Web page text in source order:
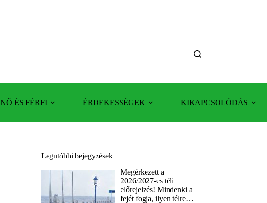
NŐ ÉS FÉRFI ÉRDEKESSÉGEK KIKAPCSOLÓDÁS
Legutóbbi bejegyzések
Megérkezett a
2026/2027-es téli
előrejelzés! Mindenki a
fejét fogja, ilyen télre…